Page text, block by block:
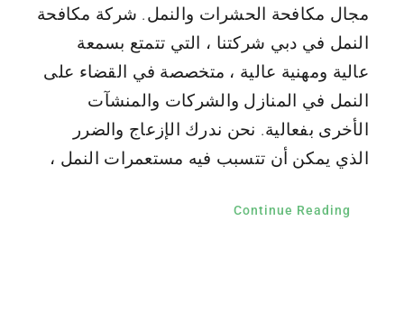
مجال مكافحة الحشرات والنمل. شركة مكافحة
النمل في دبي شركتنا ، التي تتمتع بسمعة
عالية ومهنية عالية ، متخصصة في القضاء على
النمل في المنازل والشركات والمنشآت
الأخرى بفعالية. نحن ندرك الإزعاج والضرر
الذي يمكن أن تتسبب فيه مستعمرات النمل ،
Continue Reading